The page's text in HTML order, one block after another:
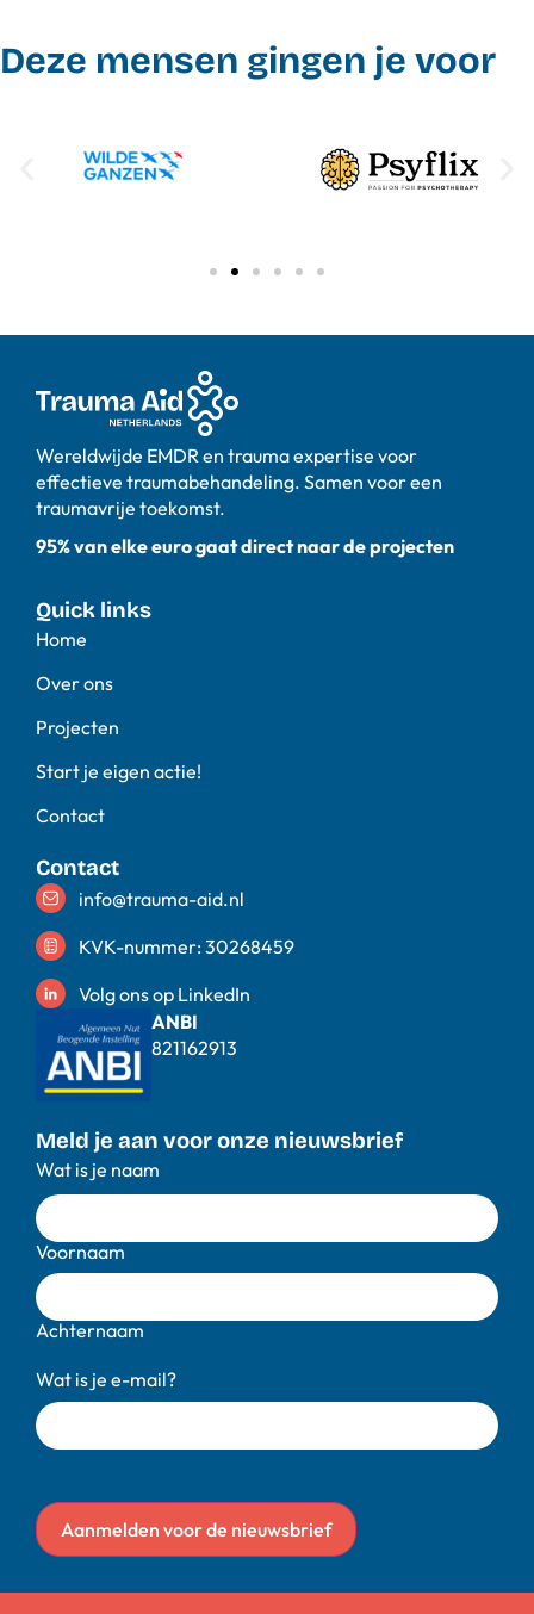
Deze mensen gingen je voor
Wereldwijde EMDR en trauma expertise voor
effectieve traumabehandeling. Samen voor een
traumavrije toekomst.
95% van elke euro gaat direct naar de projecten
Quick links
Home
Over ons
Projecten
Start je eigen actie!
Contact
Contact
info@trauma-aid.nl
KVK-nummer: 30268459
Volg ons op LinkedIn
ANBI
821162913
Meld je aan voor onze nieuwsbrief
Wat is je naam
Voornaam
Achternaam
Wat is je e-mail?
Aanmelden voor de nieuwsbrief